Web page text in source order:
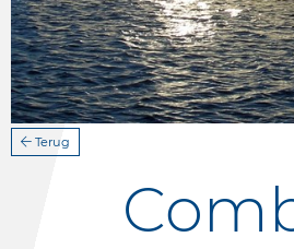
Terug